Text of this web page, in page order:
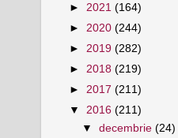
► 2021 (164)
► 2020 (244)
► 2019 (282)
► 2018 (219)
► 2017 (211)
▼ 2016 (211)
▼decembrie(24)